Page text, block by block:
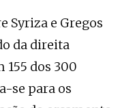
Syriza e Gregos
da direita
155 dos 300
se para os